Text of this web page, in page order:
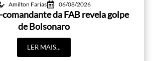
Amilton Farias 06/08/2026
comandante da FAB revela golpe
de Bolsonaro
LER MAIS...